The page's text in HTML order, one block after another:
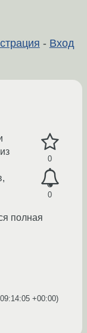
- Вход
0
0
полная
+00:00)